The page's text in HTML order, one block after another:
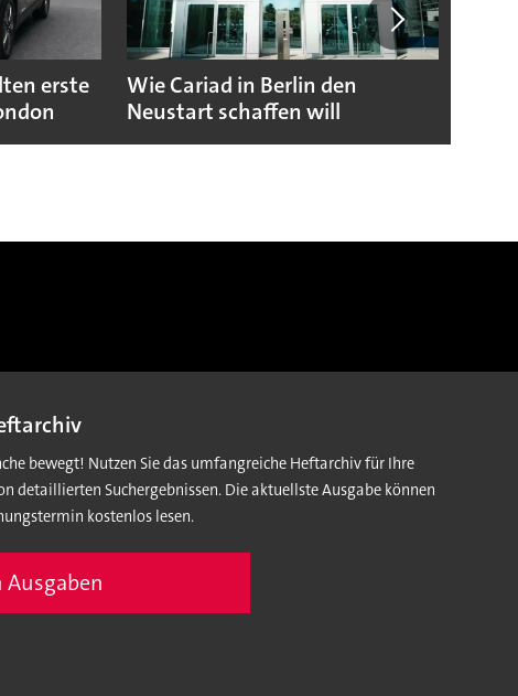
erste
Wie Cariad in Berlin den
Neustart schaffen will
bewegt! Nutzen Sie das umfangreiche Heftarchiv für Ihre
detaillierten Suchergebnissen. Die aktuellste Ausgabe können
kostenlos lesen.
Ausgaben